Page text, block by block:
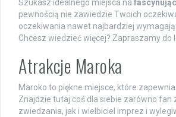
Szukasz idealnego miejsca na
pewnością nie zawiedzie Twoich
oczekiwania nawet najbardziej
Chcesz wiedzieć więcej? Zapraszamy do
Atrakcje Maroka
Maroko to piękne miejsce, które
Znajdzie tutaj coś dla siebie zarówno fan
zwiedzania, jak i wielbiciel imprez i